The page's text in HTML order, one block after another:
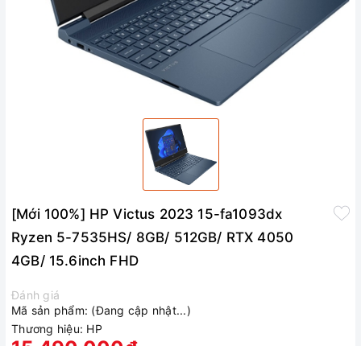
[Mới 100%] HP Victus 2023 15-fa1093dx
Ryzen 5-7535HS/ 8GB/ 512GB/ RTX 4050
4GB/ 15.6inch FHD
Đánh giá
Mã sản phẩm: (Đang cập nhật...)
Thương hiệu: HP